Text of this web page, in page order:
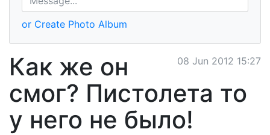
or Create Photo Album
08 Jun 2012 15:27
Как же он
смог? Пистолета то
у него не было!